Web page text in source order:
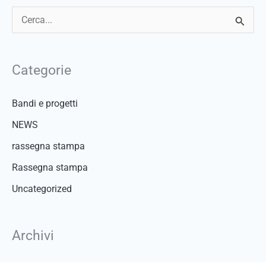
a
Categorie
Bandi e progetti
NEWS
rassegna stampa
Rassegna stampa
Uncategorized
Archivi